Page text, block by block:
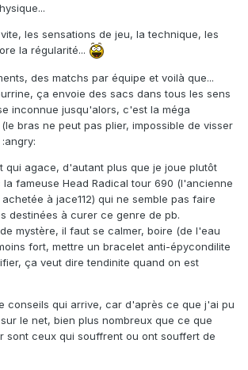
les sensations de jeu, la technique, les
la régularité...
des matchs par équipe et voilà que...
ça envoie des sacs dans tous les sens
inconnue jusqu'alors, c'est la méga
bras ne peut pas plier, impossible de visser
qui agace, d'autant plus que je joue plutôt
fameuse Head Radical tour 690 (l'ancienne
à jace112) qui ne semble pas faire
destinées à curer ce genre de pb.
mystère, il faut se calmer, boire (de l'eau
fort, mettre un bracelet anti-épycondilite
ça veut dire tendinite quand on est
conseils qui arrive, car d'après ce que j'ai pu
le net, bien plus nombreux que ce que
sont ceux qui souffrent ou ont souffert de